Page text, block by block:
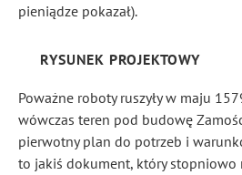
pieniądze pokazał).
RYSUNEK PROJEKTOWY
Poważne roboty ruszyły w maju
wówczas teren pod budowę
pierwotny plan do potrzeb i
to jakiś dokument, który stopniowo